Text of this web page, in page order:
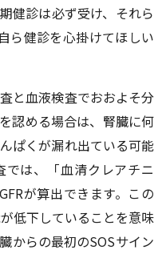
健診は必ず受け、それら
ら健診を心掛けてほしい
と血液検査でおおよそ分
認める場合は、腎臓に何
ぱくが漏れ出ている可能
は、「血清クレアチニ
が算出できます。この
低下していることを意味
からの最初のSOSサイン